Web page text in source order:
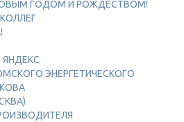
ГОДОМ И РОЖДЕСТВОМ!
ЭНЕРГЕТИЧЕСКОГО